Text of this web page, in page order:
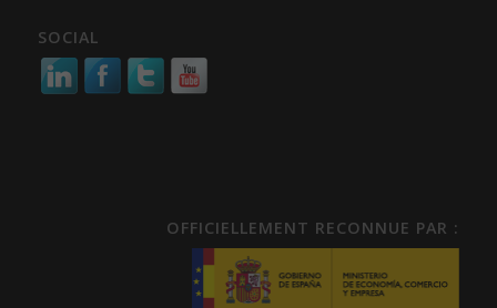
SOCIAL
OFFICIELLEMENT RECONNUE PAR :